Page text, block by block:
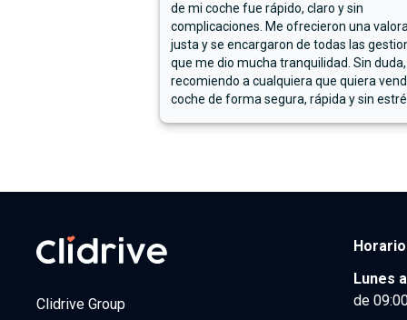
de mi coche fue rápido, claro y sin
complicaciones. Me ofrecieron una
justa y se encargaron de todas las
que me dio mucha tranquilidad. Sin duda,
recomiendo a cualquiera que quiera
coche de forma segura, rápida y sin
Clidrive Group
Horario
Lunes
de